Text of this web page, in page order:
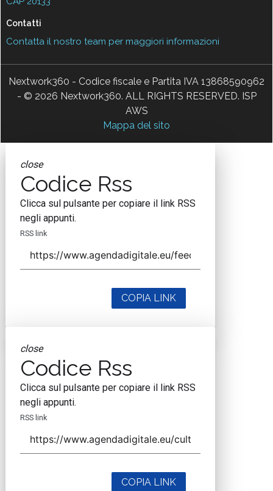
Contatti
Contatta il nostro team per maggiori informazioni
Nextwork360 - Codice fiscale e Partita IVA 13868590962
- © 2026 Nextwork360. ALL RIGHTS RESERVED. ISP
AWS
Mappa del sito
close
Codice Rss
Clicca sul pulsante per copiare il link RSS
negli appunti.
RSS link
COPIA LINK
close
Codice Rss
Clicca sul pulsante per copiare il link RSS
negli appunti.
RSS link
COPIA LINK